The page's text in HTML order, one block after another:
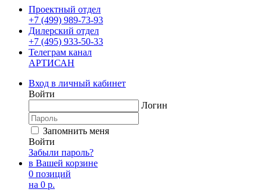
Проектный отдел
+7 (499) 989-73-93
Дилерский отдел
+7 (495) 933-50-33
Телеграм канал
АРТИСАН
Вход в личный кабинет
Войти
Логин
Запомнить меня
Войти
Забыли пароль?
в Вашей корзине
0 позиций
на 0 р.